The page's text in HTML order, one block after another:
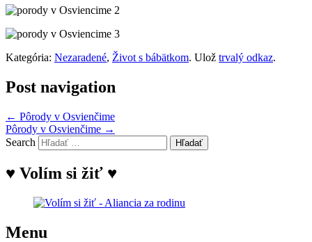
Kategória: Nezaradené, Život s bábätkom. Ulož trvalý odkaz.
Post navigation
← Pôrody v Osvienčime
Pôrody v Osvienčime →
Search
♥ Volím si žiť ♥
Menu